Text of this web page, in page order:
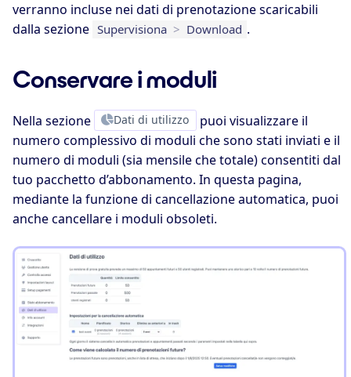
verranno incluse nei dati di prenotazione scaricabili
dalla sezione Supervisiona > Download .
Conservare i moduli
Nella sezione Dati di utilizzo
puoi visualizzare il
numero complessivo di moduli che sono stati inviati e il
numero di moduli (sia mensile che totale) consentiti dal
tuo pacchetto d’abbonamento. In questa pagina,
mediante la funzione di cancellazione automatica, puoi
anche cancellare i moduli obsoleti.